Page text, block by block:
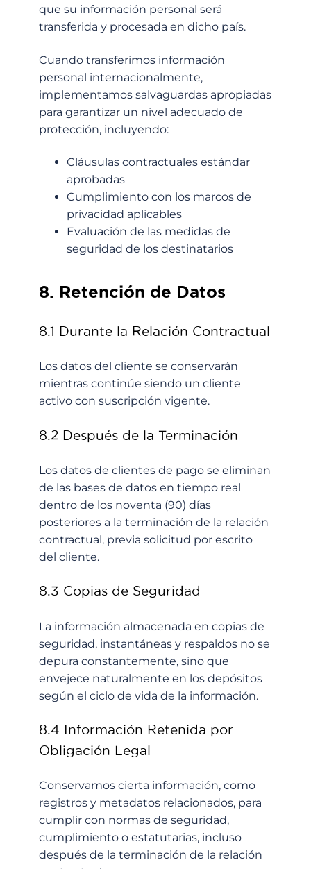
que su información personal será
transferida y procesada en dicho país.
Cuando transferimos información
personal internacionalmente,
implementamos salvaguardas apropiadas
para garantizar un nivel adecuado de
protección, incluyendo:
Cláusulas contractuales estándar
aprobadas
Cumplimiento con los marcos de
privacidad aplicables
Evaluación de las medidas de
seguridad de los destinatarios
8. Retención de Datos
8.1 Durante la Relación Contractual
Los datos del cliente se conservarán
mientras continúe siendo un cliente
activo con suscripción vigente.
8.2 Después de la Terminación
Los datos de clientes de pago se eliminan
de las bases de datos en tiempo real
dentro de los noventa (90) días
posteriores a la terminación de la relación
contractual, previa solicitud por escrito
del cliente.
8.3 Copias de Seguridad
La información almacenada en copias de
seguridad, instantáneas y respaldos no se
depura constantemente, sino que
envejece naturalmente en los depósitos
según el ciclo de vida de la información.
8.4 Información Retenida por
Obligación Legal
Conservamos cierta información, como
registros y metadatos relacionados, para
cumplir con normas de seguridad,
cumplimiento o estatutarias, incluso
después de la terminación de la relación